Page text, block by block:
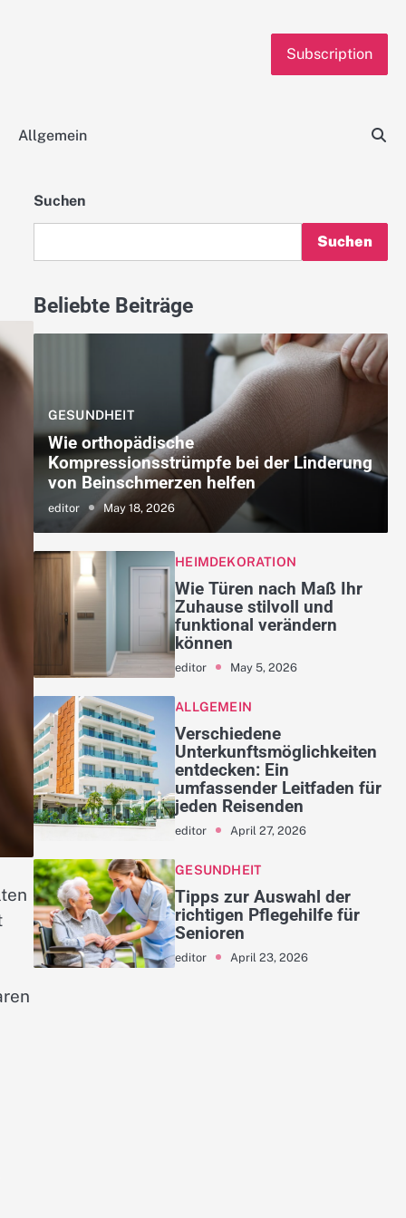
Subscription
Allgemein
Suchen
Suchen
Beliebte Beiträge
GESUNDHEIT
Wie orthopädische
Kompressionsstrümpfe bei der Linderung
von Beinschmerzen helfen
editor May 18, 2026
HEIMDEKORATION
Wie Türen nach Maß Ihr
Zuhause stilvoll und
funktional verändern
können
editor May 5, 2026
ALLGEMEIN
Verschiedene
Unterkunftsmöglichkeiten
entdecken: Ein
umfassender Leitfaden für
jeden Reisenden
editor April 27, 2026
GESUNDHEIT
Tipps zur Auswahl der
richtigen Pflegehilfe für
Senioren
editor April 23, 2026